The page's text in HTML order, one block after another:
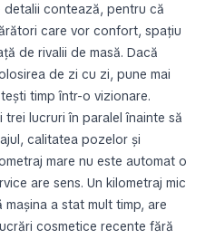
contează, pentru că
care vor confort, spațiu
de rivalii de masă. Dacă
de zi cu zi, pune mai
timp într-o vizionare.
lucruri în paralel înainte să
calitatea pozelor și
mare nu este automat o
are sens. Un kilometraj mic
a stat mult timp, are
cosmetice recente fără